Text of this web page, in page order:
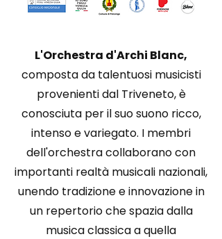
L'Orchestra d'Archi Blanc,
composta da talentuosi musicisti
provenienti dal Triveneto, è
conosciuta per il suo suono ricco,
intenso e variegato. I membri
dell'orchestra collaborano con
importanti realtà musicali nazionali,
unendo tradizione e innovazione in
un repertorio che spazia dalla
musica classica a quella